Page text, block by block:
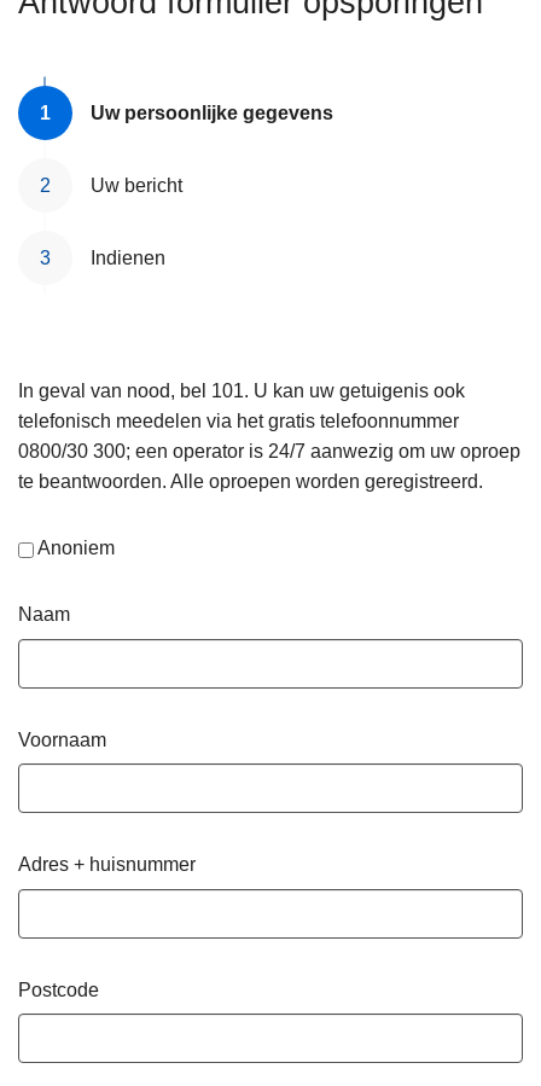
Uw persoonlijke gegevens
Uw bericht
Indienen
In geval van nood, bel 101. U kan uw getuigenis ook
telefonisch meedelen via het gratis telefoonnummer
0800/30 300; een operator is 24/7 aanwezig om uw oproep
te beantwoorden. Alle oproepen worden geregistreerd.
Anoniem
Naam
Voornaam
Adres + huisnummer
Postcode